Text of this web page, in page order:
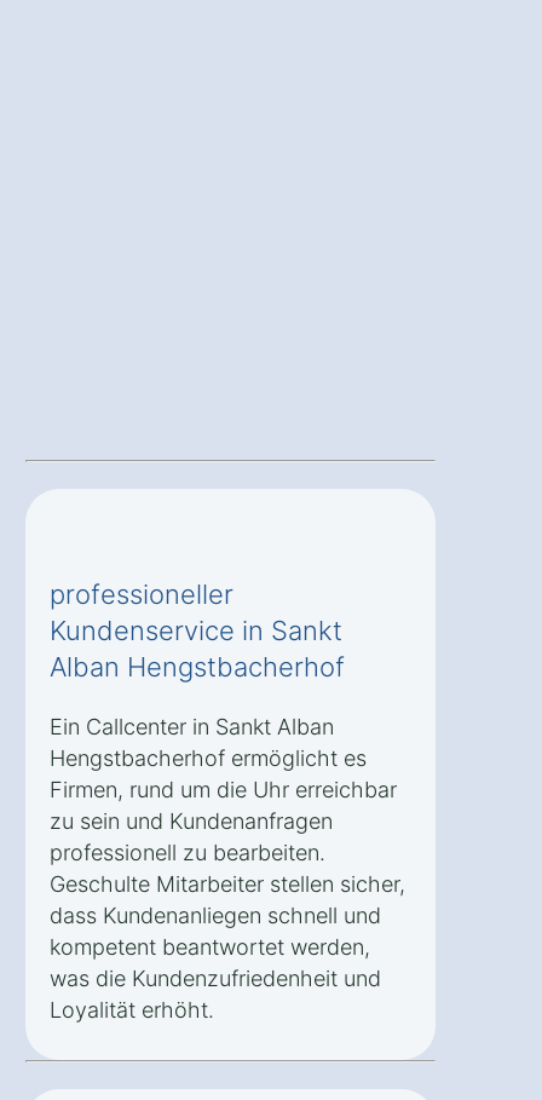
professioneller
Kundenservice in Sankt
Alban Hengstbacherhof
Ein Callcenter in Sankt Alban
Hengstbacherhof ermöglicht es
Firmen, rund um die Uhr erreichbar
zu sein und Kundenanfragen
professionell zu bearbeiten.
Geschulte Mitarbeiter stellen sicher,
dass Kundenanliegen schnell und
kompetent beantwortet werden,
was die Kundenzufriedenheit und
Loyalität erhöht.